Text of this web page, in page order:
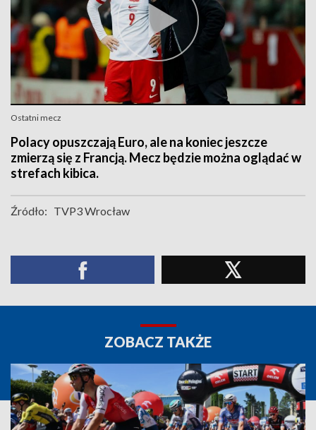
Ostatni mecz
Polacy opuszczają Euro, ale na koniec jeszcze
zmierzą się z Francją. Mecz będzie można oglądać w
strefach kibica.
Źródło: TVP3 Wrocław
ZOBACZ TAKŻE